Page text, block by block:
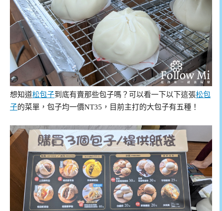
想知道松包子到底有賣那些包子嗎？可以看一下以下這張松包
子的菜單，包子均一價NT35，目前主打的大包子有五種！